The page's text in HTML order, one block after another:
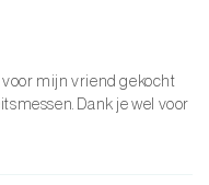
voor mijn vriend gekocht
Dank je wel voor